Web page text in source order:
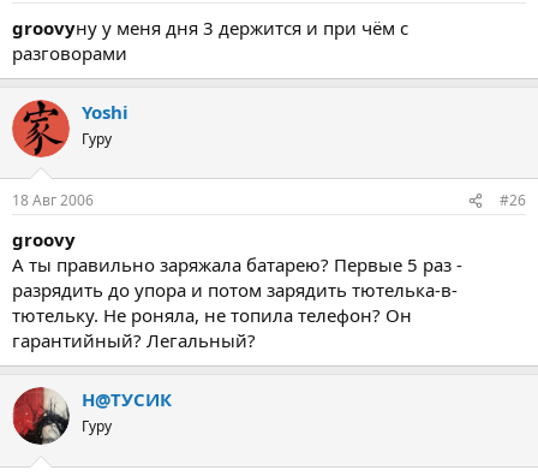
groovyну у меня дня 3 держится и при чём с
разговорами
Yoshi
Гуру
18 Авг 2006 #26
groovy
А ты правильно заряжала батарею? Первые 5 раз -
разрядить до упора и потом зарядить тютелька-в-
тютельку. Не роняла, не топила телефон? Он
гарантийный? Легальный?
Н@ТУСИК
Гуру